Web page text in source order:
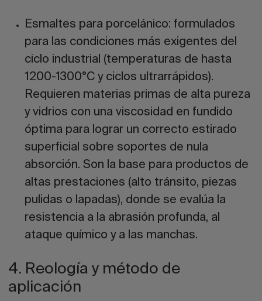
Esmaltes para porcelánico: formulados
para las condiciones más exigentes del
ciclo industrial (temperaturas de hasta
1200-1300°C y ciclos ultrarrápidos).
Requieren materias primas de alta pureza
y vidrios con una viscosidad en fundido
óptima para lograr un correcto estirado
superficial sobre soportes de nula
absorción. Son la base para productos de
altas prestaciones (alto tránsito, piezas
pulidas o lapadas), donde se evalúa la
resistencia a la abrasión profunda, al
ataque químico y a las manchas.
4. Reología y método de
aplicación